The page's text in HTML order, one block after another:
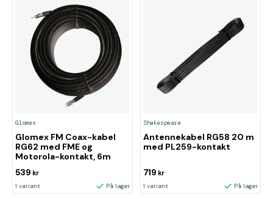
Glomex
Glomex FM Coax-kabel
RG62 med FME og
Motorola-kontakt, 6m
539 kr
1 variant På lager
Shakespeare
Antennekabel RG58 20 m
med PL259-kontakt
719 kr
1 variant På lager